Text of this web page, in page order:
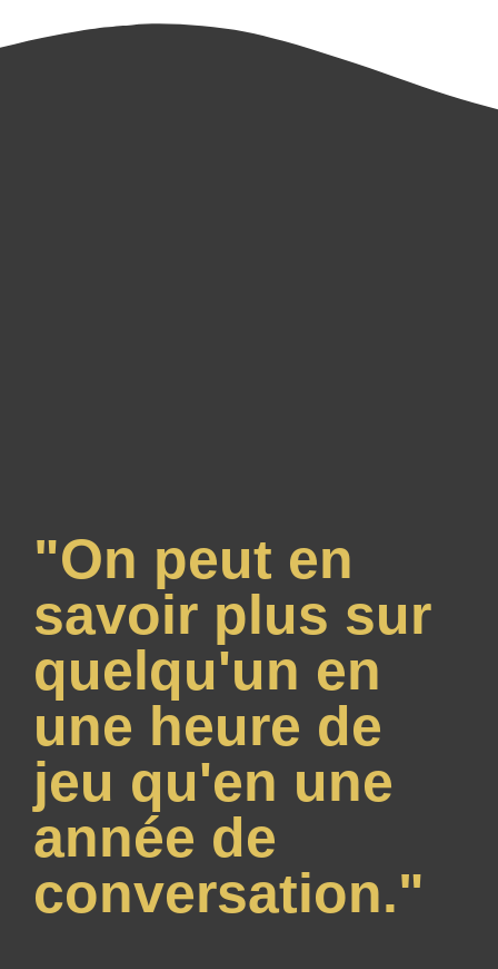
"On peut en
savoir plus sur
quelqu'un en
une heure de
jeu qu'en une
année de
conversation."